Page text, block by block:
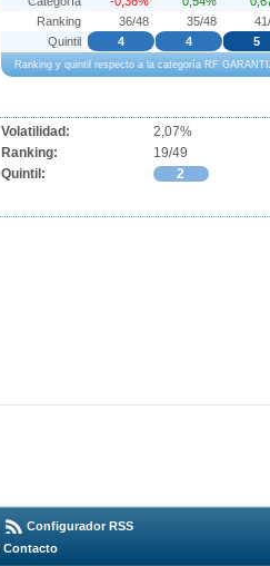
Ranking y quintil respecto a la categoría RF
Ranking
36/48 35/48
Quintil
4 4 5
Volatilidad:
2,07%
Ranking:
19/49
Quintil:
2
Configurador RSS
Contacto